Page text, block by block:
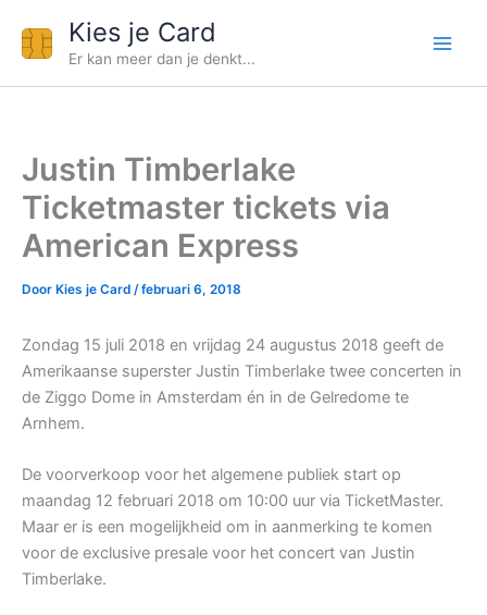
naar
inhoud
Kies je Card
Er kan meer dan je denkt...
Justin Timberlake
Ticketmaster tickets via
American Express
Door Kies je Card /februari 6, 2018
Zondag 15 juli 2018 en vrijdag 24 augustus 2018 geeft de
Amerikaanse superster Justin Timberlake twee concerten in
de Ziggo Dome in Amsterdam én in de Gelredome te
Arnhem.
De voorverkoop voor het algemene publiek start op
maandag 12 februari 2018 om 10:00 uur via TicketMaster.
Maar er is een mogelijkheid om in aanmerking te komen
voor de exclusive presale voor het concert van Justin
Timberlake.